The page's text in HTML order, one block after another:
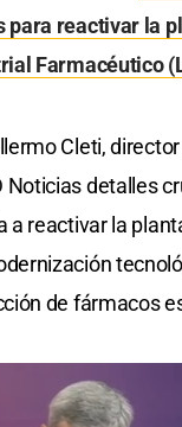
para reactivar la
Farmacéutico
Cleti, director
Noticias detalles
a reactivar la
de fármacos